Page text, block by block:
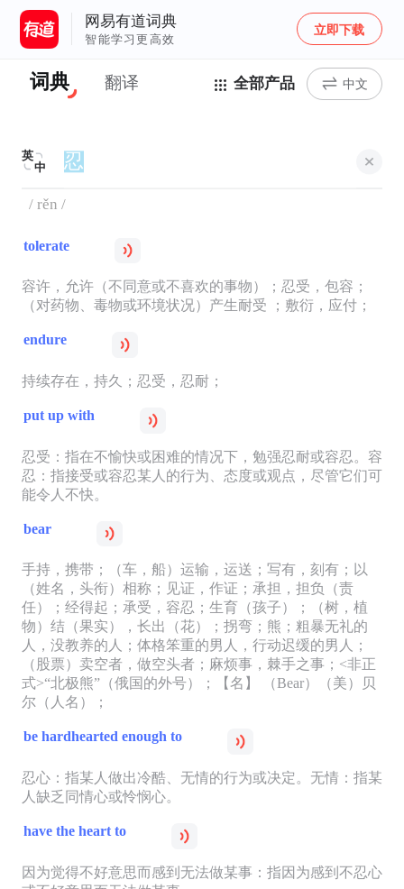
网易有道词典
智能学习更高效
立即下载
词典 翻译 全部产品 中文
英
中
/ rěn /
tolerate
容许，允许（不同意或不喜欢的事物）；忍受，包容；
（对药物、毒物或环境状况）产生耐受 ；敷衍，应付；
endure
持续存在，持久；忍受，忍耐；
put up with
忍受：指在不愉快或困难的情况下，勉强忍耐或容忍。容
忍：指接受或容忍某人的行为、态度或观点，尽管它们可
能令人不快。
bear
手持，携带；（车，船）运输，运送；写有，刻有；以
（姓名，头衔）相称；见证，作证；承担，担负（责
任）；经得起；承受，容忍；生育（孩子）；（树，植
物）结（果实），长出（花）；拐弯；熊；粗暴无礼的
人，没教养的人；体格笨重的男人，行动迟缓的男人；
（股票）卖空者，做空头者；麻烦事，棘手之事；<非正
式>“北极熊”（俄国的外号）；【名】 （Bear）（美）贝
尔（人名）；
be hardhearted enough to
忍心：指某人做出冷酷、无情的行为或决定。无情：指某
人缺乏同情心或怜悯心。
have the heart to
因为觉得不好意思而感到无法做某事：指因为感到不忍心